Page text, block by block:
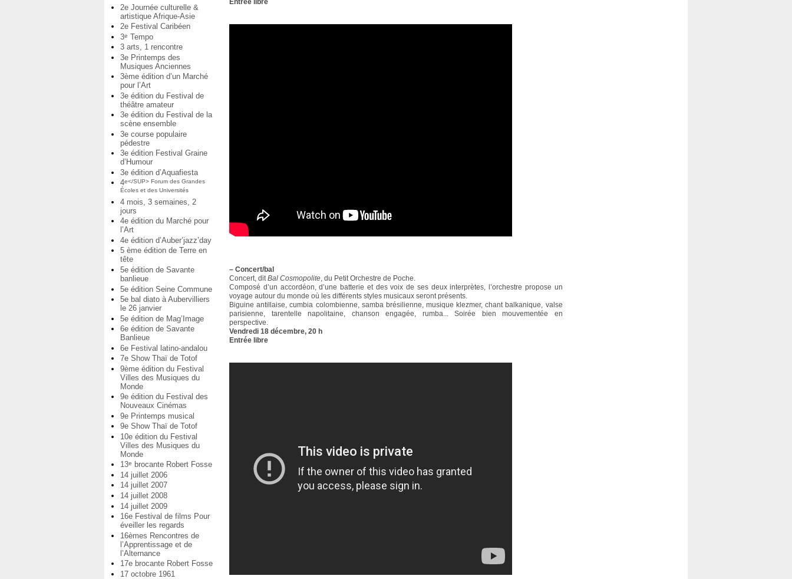
2e Journée culturelle &
artistique Afrique-Asie
2e Festival Caribéen
3e Tempo
3 arts, 1 rencontre
3e Printemps des
Musiques Anciennes
3ème édition d’un Marché
pour l’Art
3e édition du Festival de
théâtre amateur
3e édition du Festival de la
scène ensemble
3e course populaire
pédestre
3e édition Festival Graine
d’Humour
3e édition d’Aquafiesta
4e</SUP> Forum des Grandes
Écoles et des Universités
4 mois, 3 semaines, 2
jours
4e édition du Marché pour
l’Art
4e édition d’Auber’jazz’day
5 ème édition de Terre en
tête
5e édition de Savante
banlieue
5e édition Seine Commune
5e bal diato à Aubervilliers
le 26 janvier
5e édition de Mag’Image
6e édition de Savante
Banlieue
6e Festival latino-andalou
7e Show Thaï de Totof
9ème édition du Festival
Villes des Musiques du
Monde
9e édition du Festival des
Nouveaux Cinémas
9e Printemps musical
9e Show Thaï de Totof
10e édition du Festival
Villes des Musiques du
Monde
13e
brocante Robert Fosse
14 juillet 2006
14 juillet 2007
14 juillet 2008
14 juillet 2009
16e Festival de films Pour
éveiller les regards
16èmes Rencontres de
l’Apprentissage et de
l’Alternance
17e brocante Robert Fosse
17 octobre 1961
Entrée libre
– Concert/bal
Concert, ditBal Cosmopolite, du Petit Orchestre de Poche.
Composé d’un accordéon, d’une batterie et des voix de ses deux interprètes, l’orchestre propose un
voyage autour du monde où les différents styles musicaux seront présents.
Biguine antillaise, cumbia colombienne, samba brésilienne, musique klezmer, chant balkanique, valse
parisienne, tarentelle napolitaine, chanson engagée, rumba... Soirée bien mouvementée en
perspective.
Vendredi 18 décembre, 20 h
Entrée libre